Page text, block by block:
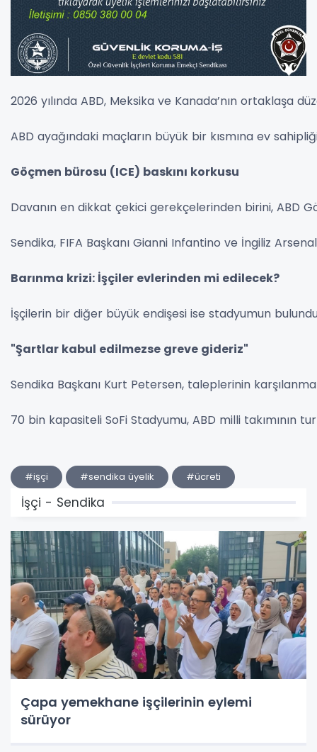
2026 yılında ABD, Meksika ve Kanada’nın ortaklaşa
ABD ayağındaki maçların büyük bir kısmına ev
Göçmen bürosu (ICE) baskını korkusu
Davanın en dikkat çekici gerekçelerinden birini, ABD
Sendika, FIFA Başkanı Gianni Infantino ve İngiliz
Barınma krizi: İşçiler evlerinden mi edilecek?
İşçilerin bir diğer büyük endişesi ise stadyumun
"Şartlar kabul edilmezse greve gideriz"
Sendika Başkanı Kurt Petersen, taleplerinin
70 bin kapasiteli SoFi Stadyumu, ABD milli
#işçi #sendika üyelik #ücreti
İşçi - Sendika
Çapa yemekhane işçilerinin eylemi
sürüyor